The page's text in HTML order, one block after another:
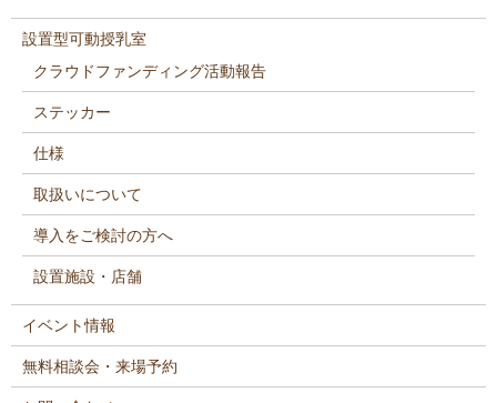
設置型可動授乳室
クラウドファンディング活動報告
ステッカー
仕様
取扱いについて
導入をご検討の方へ
設置施設・店舗
イベント情報
無料相談会・来場予約